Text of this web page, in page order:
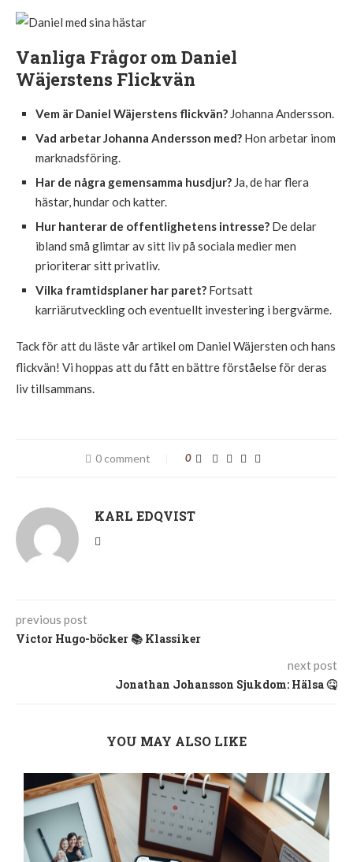
Vanliga Frågor om Daniel
Wäjerstens Flickvän
Vem är Daniel Wäjerstens flickvän? Johanna Andersson.
Vad arbetar Johanna Andersson med? Hon arbetar inom
marknadsföring.
Har de några gemensamma husdjur? Ja, de har flera
hästar, hundar och katter.
Hur hanterar de offentlighetens intresse? De delar
ibland små glimtar av sitt liv på sociala medier men
prioriterar sitt privatliv.
Vilka framtidsplaner har paret? Fortsatt
karriärutveckling och eventuellt investering i bergvärme.
Tack för att du läste vår artikel om Daniel Wäjersten och hans
flickvän! Vi hoppas att du fått en bättre förståelse för deras
liv tillsammans.
0 comment 0
KARL EDQVIST
previous post
Victor Hugo-böcker 📚 Klassiker
next post
Jonathan Johansson Sjukdom: Hälsa 🤒
YOU MAY ALSO LIKE